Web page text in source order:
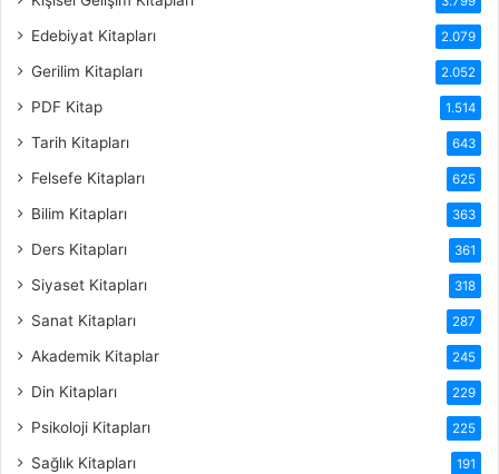
Edebiyat Kitapları 2.079
Gerilim Kitapları 2.052
PDF Kitap 1.514
Tarih Kitapları 643
Felsefe Kitapları 625
Bilim Kitapları 363
Ders Kitapları 361
Siyaset Kitapları 318
Sanat Kitapları 287
Akademik Kitaplar 245
Din Kitapları 229
Psikoloji Kitapları 225
Sağlık Kitapları 191